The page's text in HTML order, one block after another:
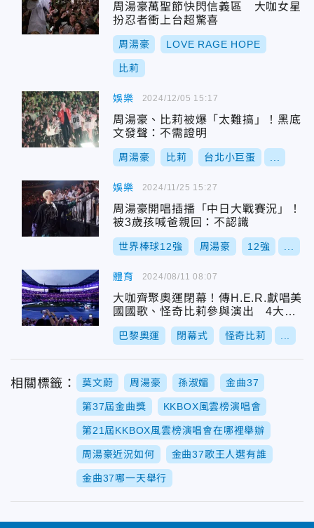
周湯豪萬聖節快閃信義區 大咖女星
扮忍者衝上台超驚喜
周湯豪 LOVE RAGE HOPE
比莉
娛樂
周湯豪、比莉被爆「太難搞」！黑底
文發聲：不需證明
周湯豪 比莉 台北小巨蛋
2024/12/05 15:17
娛樂
周湯豪開唱插播「中日大戰賽況」！
被3歲孩喊爸親回：不認識
世界棒球12強 周湯豪 12強
2024/11/25 15:27
體育
大咖齊聚奧運閉幕！傳H.E.R.獻唱美
國國歌、怪奇比莉參與演出 4大亮
點一覽
巴黎奧運 閉幕式 怪奇比莉
2024/08/11 08:07
相關標籤： 莫文蔚 周湯豪 孫淑媚 金曲37
第37屆金曲獎 KKBOX風雲榜演唱會
第21屆KKBOX風雲榜演唱會在哪裡舉辦
周湯豪近況如何 金曲37歌王人選有誰
金曲37哪一天舉行